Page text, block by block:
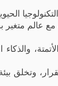
مع عالم
وتخلق